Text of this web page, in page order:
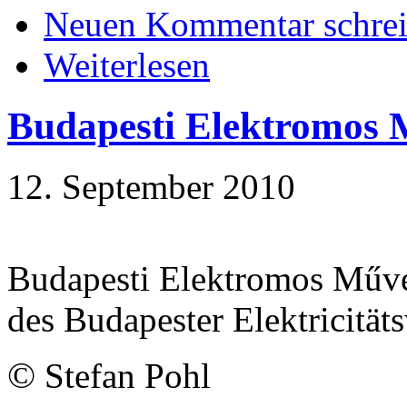
Neuen Kommentar
Weiterlesen
Budapesti Elektromos
12. September 2010
Budapesti Elektromos
des Budapester
© Stefan Pohl